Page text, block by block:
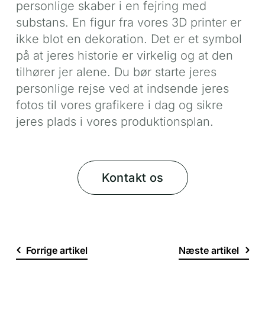
personlige skaber i en fejring med
substans. En figur fra vores 3D printer er
ikke blot en dekoration. Det er et symbol
på at jeres historie er virkelig og at den
tilhører jer alene. Du bør starte jeres
personlige rejse ved at indsende jeres
fotos til vores grafikere i dag og sikre
jeres plads i vores produktionsplan.
Kontakt os
Forrige artikel Næste artikel